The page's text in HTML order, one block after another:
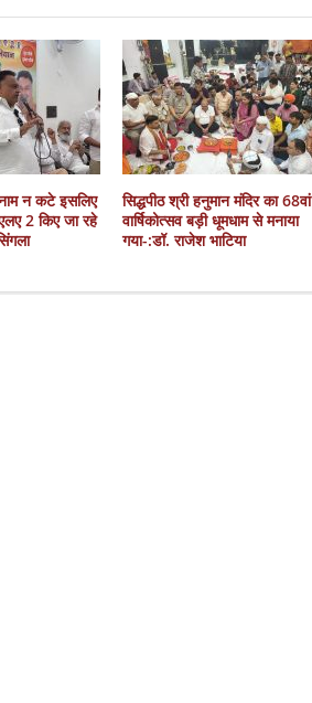
न कटे इसलिए
2 किए जा रहे
सिद्धपीठ श्री हनुमान मंदिर का 68वां
वार्षिकोत्सव बड़ी धूमधाम से मनाया
गया-:डॉ. राजेश भाटिया